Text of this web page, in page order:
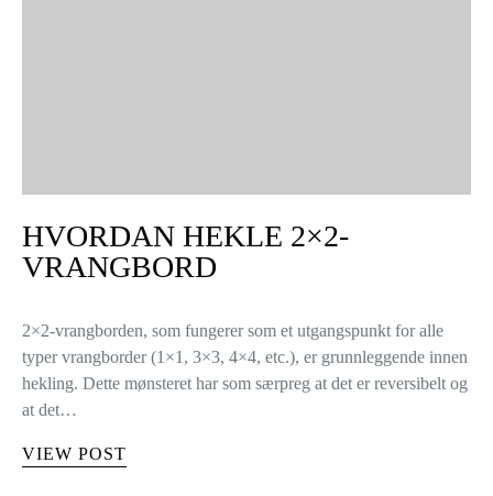
HVORDAN HEKLE 2×2-
VRANGBORD
2×2-vrangborden, som fungerer som et utgangspunkt for alle
typer vrangborder (1×1, 3×3, 4×4, etc.), er grunnleggende innen
hekling. Dette mønsteret har som særpreg at det er reversibelt og
at det…
VIEW POST